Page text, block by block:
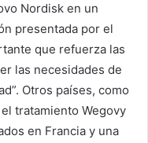
Nordisk en un
presentada por el
que refuerza las
las necesidades de
Otros países, como
tratamiento Wegovy
en Francia y una